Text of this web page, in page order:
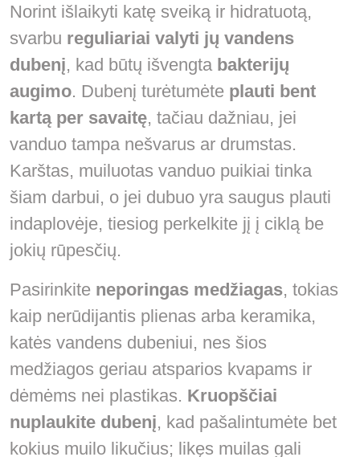
Norint išlaikyti katę sveiką ir hidratuotą,
svarbu reguliariai valyti jų vandens
dubenį, kad būtų išvengta bakterijų
augimo. Dubenį turėtumėte plauti bent
kartą per savaitę, tačiau dažniau, jei
vanduo tampa nešvarus ar drumstas.
Karštas, muiluotas vanduo puikiai tinka
šiam darbui, o jei dubuo yra saugus plauti
indaplovėje, tiesiog perkelkite jį į ciklą be
jokių rūpesčių.
Pasirinkite neporingas medžiagas, tokias
kaip nerūdijantis plienas arba keramika,
katės vandens dubeniui, nes šios
medžiagos geriau atsparios kvapams ir
dėmėms nei plastikas. Kruopščiai
nuplaukite dubenį, kad pašalintumėte bet
kokius muilo likučius; likęs muilas gali